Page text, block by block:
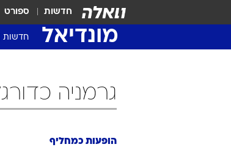
חדשות ספורט
מונדיאל חדשות
גרמניה כדורגל יורו 2020
הופעות כמחליף